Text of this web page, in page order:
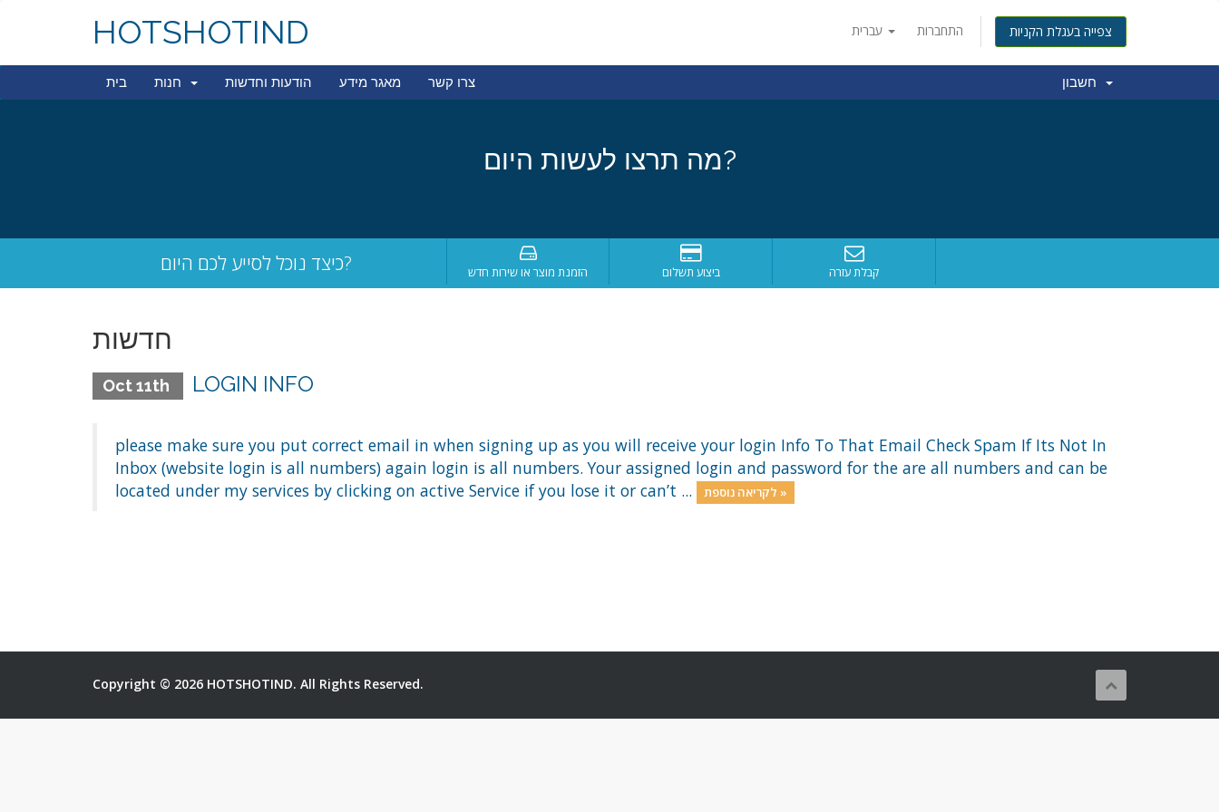
התחברות צפייה בעגלת הקניות HOTSHOTIND
בית הודעות וחדשות מאגר מידע צרו קשר
מה תרצו לעשות היום?
כיצד נוכל לסייע לכם היום? הזמנת מוצר או שירות חדש ביצוע תשלום קבלת עזרה
חדשות
Oct 11th LOGIN INFO
please make sure you put correct email in when signing up as you will receive your login Info To That Email Check Spam If Its Not In
Inbox (website login is all numbers) again login is all numbers. Your assigned login and password for the are all numbers and can be
located under my services by clicking on active Service if you lose it or can’t ...
לקריאה נוספת »
Copyright © 2026 HOTSHOTIND. All Rights Reserved.